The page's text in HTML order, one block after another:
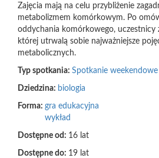
Zajęcia mają na celu przybliżenie
metabolizmem komórkowym. Po
oddychania komórkowego, uczestnicy
której utrwalą sobie najważniejsze
metabolicznych.
Typ spotkania: Spotkanie weekendowe
Dziedzina: biologia
Forma: gra edukacyjna
wykład
Dostępne od: 16 lat
Dostępne do: 19 lat